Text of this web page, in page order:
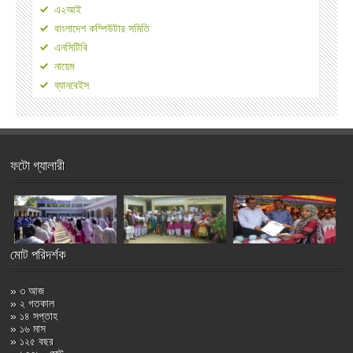
এ২আই
বাংলাদেশ কম্পিউটার সমিতি
এনসিটিবি
নায়েম
ব্যানবেইস
ফটো গ্যালারী
মোট পরিদর্শক
» ৩ আজ
» ২ গতকাল
» ১৪ সপ্তাহ
» ১৬ মাস
» ১২৫ বছর